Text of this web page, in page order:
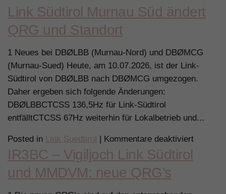
Link Südtirol Murnau Süd ändert
QRG und Standort
1 Neues bei DBØLBB (Murnau-Nord) und DBØMCG
(Murnau-Sued) Heute, am 10.07.2026, ist der Link-
Südtirol von DBØLBB nach DBØMCG umgezogen.
Daher ergeben sich folgende Änderungen:
DBØLBBCTCSS 136,5Hz für Link-Südtirol
entfälltCTCSS 67Hz weiterhin für Lokalbetrieb und...
Posted in Link Suedtirol Kommentare deaktiviertfür
IR3BC – Vigiljoch Link Südtirol
und MMDVM: neue QRG’s